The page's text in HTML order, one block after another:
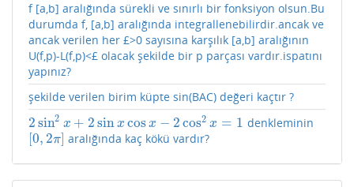
f [a,b] aralığında sürekli ve sınırlı bir fonksiyon olsun.Bu
durumda f, [a,b] aralığında integrallenebilirdir.ancak ve
ancak verilen her £>0 sayısına karşılık [a,b] aralığının
U(f,p)-L(f,p)<£ olacak şekilde bir p parçası vardır.ispatını
yapınız?
şekilde verilen birim küpte sin(BAC) değeri kaçtır ?
2sin2 x + 2sinx cosx − 2 cos2 x = 1
2 sin2x +2sinx cosx− 2cos2 x=1 denkleminin
[0, 2π]
0,2π] aralığında kaç kökü vardır?